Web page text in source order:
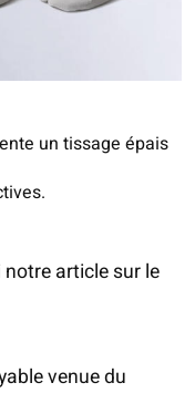
un tissage épais
article sur le
venue du